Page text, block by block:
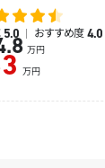
5.0 おすすめ度 4.0
万円
万円